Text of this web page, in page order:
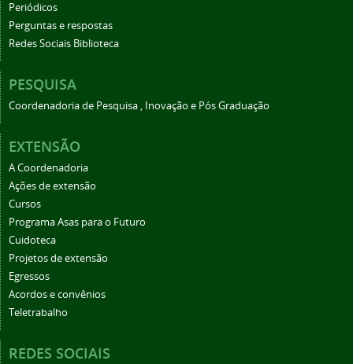
Periódicos
Perguntas e respostas
Redes Sociais Biblioteca
PESQUISA
Coordenadoria de Pesquisa , Inovação e Pós Graduação
EXTENSÃO
A Coordenadoria
Ações de extensão
Cursos
Programa Asas para o Futuro
Cuidoteca
Projetos de extensão
Egressos
Acordos e convênios
Teletrabalho
REDES SOCIAIS